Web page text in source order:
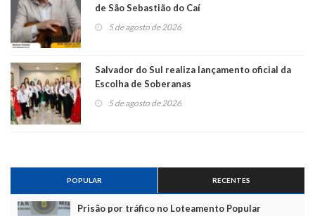
de São Sebastião do Caí
5 de agosto de 2026
Salvador do Sul realiza lançamento oficial da
Escolha de Soberanas
5 de agosto de 2026
POPULAR RECENTES
Prisão por tráfico no Loteamento Popular